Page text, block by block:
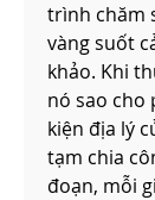
trình chăm
vàng suốt
khảo. Khi
nó sao cho
kiện địa lý
tạm chia
đoạn, mỗi